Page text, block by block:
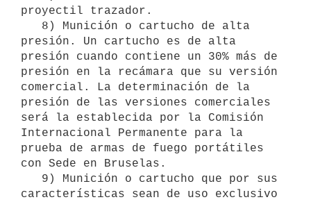
proyectil trazador.
presión. Un cartucho es de alta
presión cuando contiene un 30% más de
presión en la recámara que su versión
comercial. La determinación de la
presión de las versiones comerciales
será la establecida por la Comisión
Internacional Permanente para la
prueba de armas de fuego portátiles
con Sede en Bruselas.
características sean de uso exclusivo